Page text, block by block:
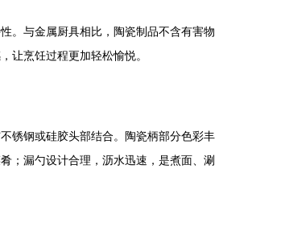
。与金属厨具相比，陶瓷制品不含有害物
让烹饪过程更加轻松愉悦。
锈钢或硅胶头部结合。陶瓷柄部分色彩丰
；漏勺设计合理，沥水迅速，是煮面、涮